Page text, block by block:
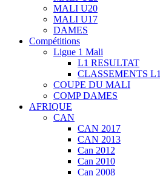
MALI U20
MALI U17
DAMES
Compétitions
Ligue 1 Mali
L1 RESULTAT
CLASSEMENTS L1
COUPE DU MALI
COMP DAMES
AFRIQUE
CAN
CAN 2017
CAN 2013
Can 2012
Can 2010
Can 2008